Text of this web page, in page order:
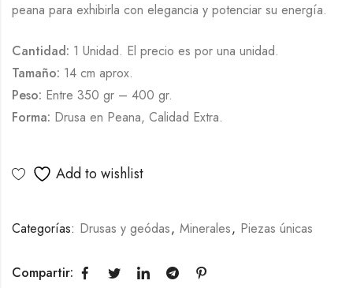
peana para exhibirla con elegancia y potenciar su energía.
Cantidad: 1 Unidad. El precio es por una unidad.
Tamaño: 14 cm aprox.
Peso: Entre 350 gr – 400 gr.
Forma: Drusa en Peana, Calidad Extra.
Add to wishlist
Categorías: Drusas y geódas, Minerales, Piezas únicas
Compartir: